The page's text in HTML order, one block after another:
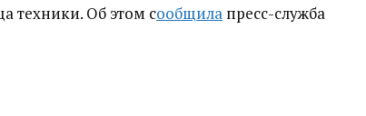
техники. Об этом сообщила пресс-служба